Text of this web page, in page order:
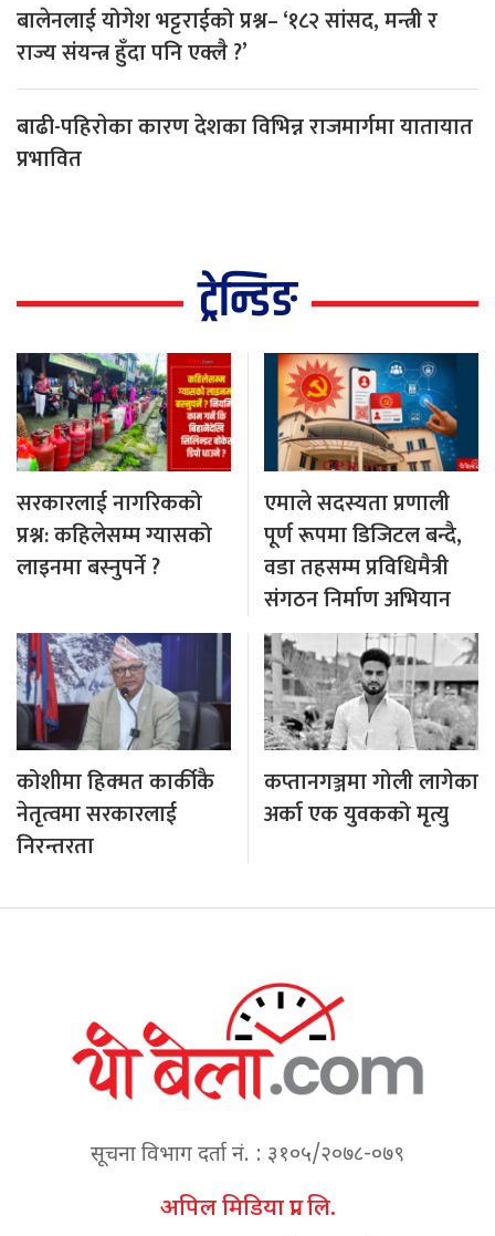
बालेनलाई योगेश भट्टराईको प्रश्न– ‘१८२ सांसद, मन्त्री र
राज्य संयन्त्र हुँदा पनि एक्लै ?’
बाढी-पहिराेका कारण देशका विभिन्न राजमार्गमा यातायात
प्रभावित
ट्रेन्डिङ
सरकारलाई नागरिकको
प्रश्न: कहिलेसम्म ग्यासको
लाइनमा बस्नुपर्ने ?
एमाले सदस्यता प्रणाली
पूर्ण रूपमा डिजिटल बन्दै,
वडा तहसम्म प्रविधिमैत्री
संगठन निर्माण अभियान
कोशीमा हिक्मत कार्कीकै
नेतृत्वमा सरकारलाई
निरन्तरता
कप्तानगञ्जमा गोली लागेका
अर्का एक युवकको मृत्यु
सूचना विभाग दर्ता नं. : ३१०५/२०७८-०७९
अपिल मिडिया प्रा. लि.